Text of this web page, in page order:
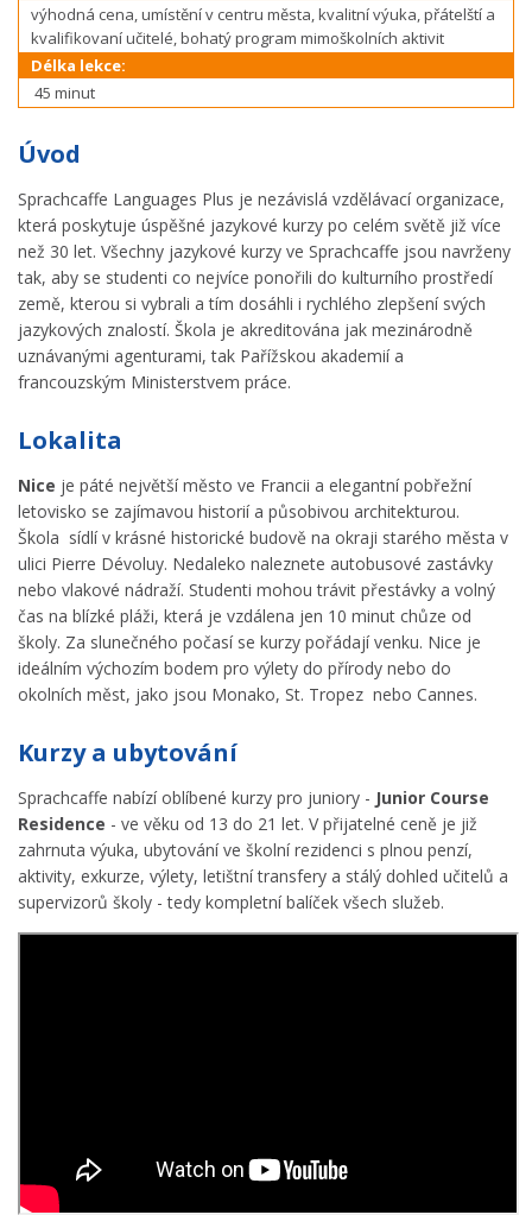
výhodná cena, umístění v centru města, kvalitní výuka, přátelští a
kvalifikovaní učitelé, bohatý program mimoškolních aktivit
Délka lekce:
45 minut
Úvod
Sprachcaffe Languages Plus je nezávislá vzdělávací organizace,
která poskytuje úspěšné jazykové kurzy po celém světě již více
než 30 let. Všechny jazykové kurzy ve Sprachcaffe jsou navrženy
tak, aby se studenti co nejvíce ponořili do kulturního prostředí
země, kterou si vybrali a tím dosáhli i rychlého zlepšení svých
jazykových znalostí. Škola je akreditována jak mezinárodně
uznávanými agenturami, tak Pařížskou akademií a
francouzským Ministerstvem práce.
Lokalita
Nice je páté největší město ve Francii a elegantní pobřežní
letovisko se zajímavou historií a působivou architekturou.
Škola sídlí v krásné historické budově na okraji starého města v
ulici Pierre Dévoluy. Nedaleko naleznete autobusové zastávky
nebo vlakové nádraží. Studenti mohou trávit přestávky a volný
čas na blízké pláži, která je vzdálena jen 10 minut chůze od
školy. Za slunečného počasí se kurzy pořádají venku. Nice je
ideálním výchozím bodem pro výlety do přírody nebo do
okolních měst, jako jsou Monako, St. Tropez nebo Cannes.
Kurzy a ubytování
Sprachcaffe nabízí oblíbené kurzy pro juniory - Junior Course
Residence - ve věku od 13 do 21 let. V přijatelné ceně je již
zahrnuta výuka, ubytování ve školní rezidenci s plnou penzí,
aktivity, exkurze, výlety, letištní transfery a stálý dohled učitelů a
supervizorů školy - tedy kompletní balíček všech služeb.